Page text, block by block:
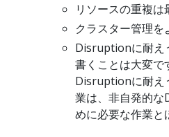
リソースの重複は
クラスター管理を
Disruptionに耐え
書くことは大変で
Disruptionに耐え
業は、非自発的
めに必要な作業と